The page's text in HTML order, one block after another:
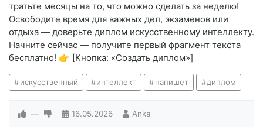
тратьте месяцы на то, что можно сделать за неделю!
Освободите время для важных дел, экзаменов или
отдыха — доверьте диплом искусственному интеллекту.
Начните сейчас — получите первый фрагмент текста
бесплатно! 👉 [Кнопка: «Создать диплом»]
искусственный интеллект напишет диплом
— 16.05.2026 Anka